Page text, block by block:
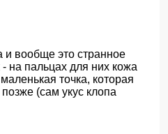
и вообще это странное
на пальцах для них кожа
точка, которая
(сам укус клопа